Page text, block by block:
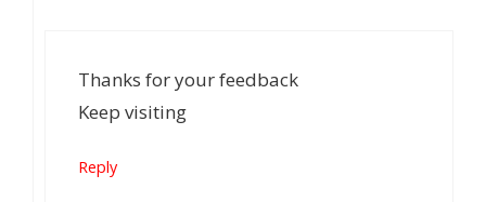
Thanks for your feedback
Keep visiting
Reply